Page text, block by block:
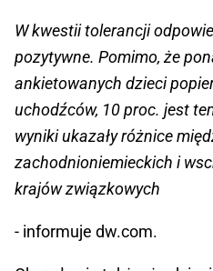
W kwestii tolerancji
pozytywne. Pomimo, że
ankietowanych dzieci
uchodźców, 10 proc. jest
wyniki ukazały różnice
zachodnioniemieckich i
krajów związkowych
- informuje dw.com.